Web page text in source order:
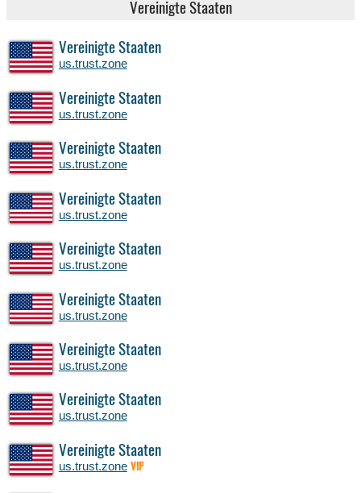
Vereinigte Staaten
Vereinigte Staaten
us.trust.zone
Vereinigte Staaten
us.trust.zone
Vereinigte Staaten
us.trust.zone
Vereinigte Staaten
us.trust.zone
Vereinigte Staaten
us.trust.zone
Vereinigte Staaten
us.trust.zone
Vereinigte Staaten
us.trust.zone
Vereinigte Staaten
us.trust.zone
Vereinigte Staaten
us.trust.zone VIP